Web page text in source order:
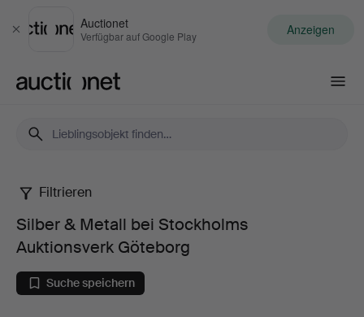
Schließen
Auctionet
Verfügbar auf Google Play Anzeigen
Silber
Metall
Filtrieren
Silber & Metall bei Stockholms
Auktionsverk Göteborg
Suche speichern